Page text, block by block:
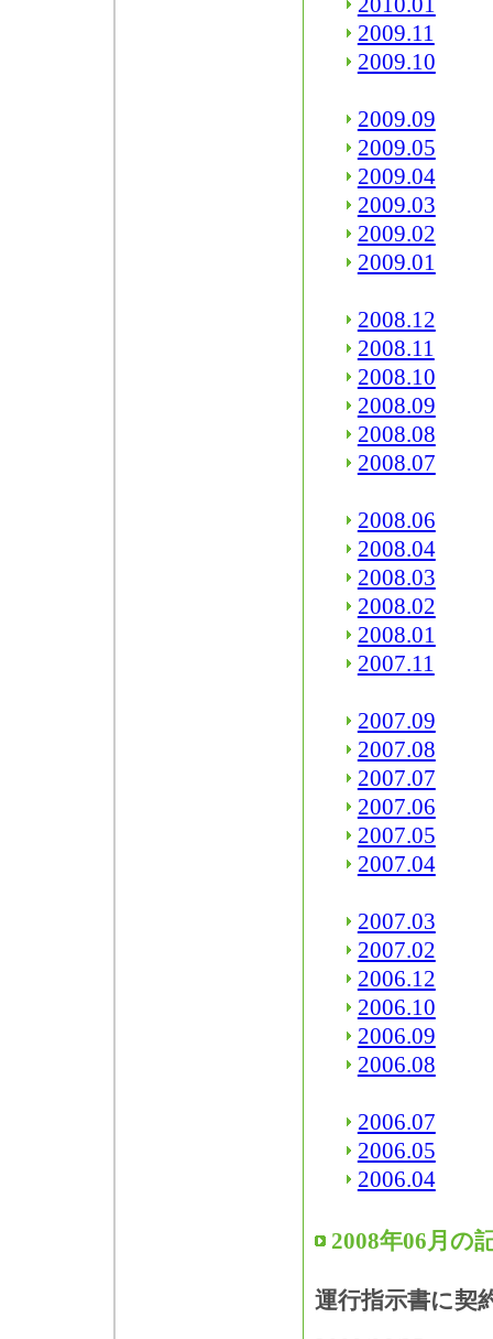
2009.11
2009.10
2009.09
2009.05
2009.04
2009.03
2009.02
2009.01
2008.12
2008.11
2008.10
2008.09
2008.08
2008.07
2008.06
2008.04
2008.03
2008.02
2008.01
2007.11
2007.09
2007.08
2007.07
2007.06
2007.05
2007.04
2007.03
2007.02
2006.12
2006.10
2006.09
2006.08
2006.07
2006.05
2006.04
2008年06月の
運行指示書に契